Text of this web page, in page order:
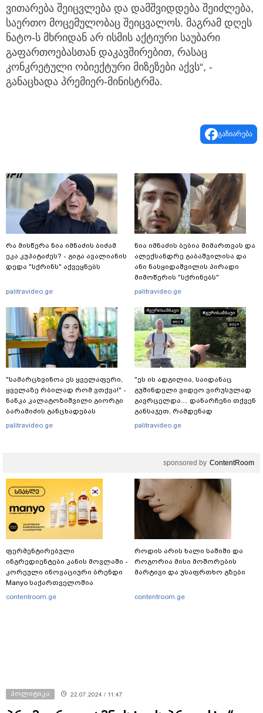
ვითარება შეიცვლება და დამშვიდდება შეიძლება,
საერთო მოცემულობაც შეიცვალოს. მაგრამ დღეს
ნატო-ს მხრიდან არ ისმის აქტიური საუბარი
გაფართოებასთან დაკავშირებით, რასაც
კონკრეტული ობიექტური მიზეზები აქვს“, -
განაცხადა პრემიერ-მინისტრმა.
გაზიარება
რა მისწერა ნია იმნაძის ბიძამ
ეკა კუპატაძეს? - გიგა ავალიანის
დედა "სქრინს" აქვეყნებს
palitravideo.ge
"სა­მარ­ცხვი­ნოა ეს ყვე­ლა­ფე­რი,
ყვე­ლა­ზე რბი­ლად რომ ვთქვა!" -
ნანკა კალატოზიშვილი გიორგი
ბარამიძის განცხადებას
ეხმაურება
palitravideo.ge
ნია იმნაძის ბებია მიმართვას და
ალექსანდრე გაბაშვილისა და
ანი ნასყიდაშვილის პირადი
მიმოწერის "სქრინებს"
ავრცელებს
palitravideo.ge
"ეს ის ადგილია, საიდანაც
გუშინდელი ვიდეო ვირუსულად
გავრცელდა.... დანარჩენი თქვენ
განსაჯეთ, რამდენად
შესაძლებელია აქ ადამიანის
გურამ დადიანიძე გაუჩინარდა?
palitravideo.ge
sponsored by ContentRoom
ფერმენტირებული
ინგრედიენტები კანის მოვლაში -
კორეული ინოვაციური ბრენდი
Manyo საქართველოშია
contentroom.ge
როდის არის ხალი საშიში და
როგორია მისი მოშორების
მარტივი და უსაფრთხო გზები
contentroom.ge
პოლიტიკა 22.07.2024 / 11:47